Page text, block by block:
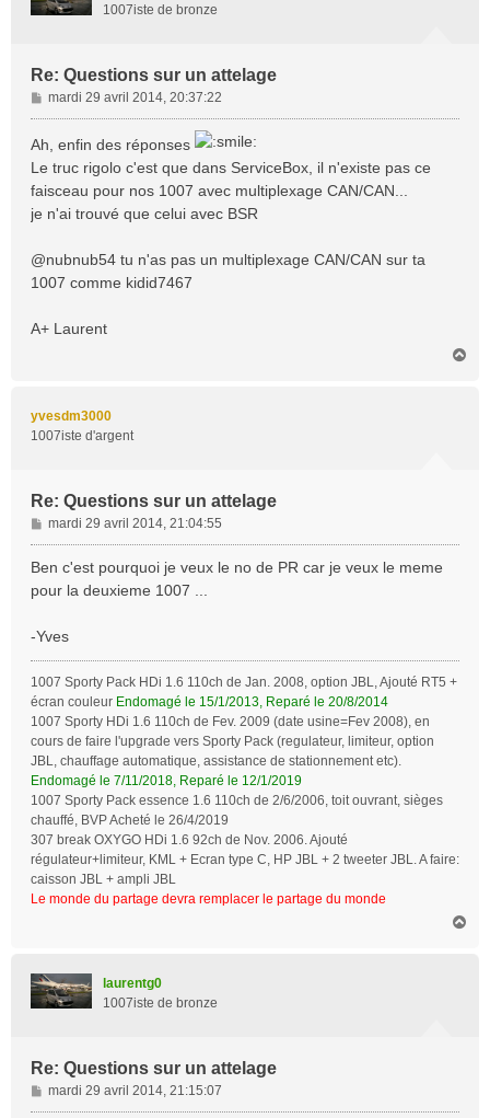
1007iste de bronze
Re: Questions sur un attelage
M
e
s
a
g
e
mardi 29 avril 2014, 20:37:22
Ah, enfin des réponses
Le truc rigolo c'est que dans ServiceBox, il n'existe pas ce
faisceau pour nos 1007 avec multiplexage CAN/CAN...
je n'ai trouvé que celui avec BSR
@nubnub54 tu n'as pas un multiplexage CAN/CAN sur ta
1007 comme kidid7467
A+ Laurent
yvesdm3000
1007iste d'argent
Re: Questions sur un attelage
M
e
s
e
mardi 29 avril 2014, 21:04:55
Ben c'est pourquoi je veux le no de PR car je veux le meme
pour la deuxieme 1007 ...
-Yves
1007 Sporty Pack HDi 1.6 110ch de Jan. 2008, option JBL, Ajouté RT5 +
écran couleur Endomagé le 15/1/2013, Reparé le 20/8/2014
1007 Sporty HDi 1.6 110ch de Fev. 2009 (date usine=Fev 2008), en
cours de faire l'upgrade vers Sporty Pack (regulateur, limiteur, option
JBL, chauffage automatique, assistance de stationnement etc).
Endomagé le 7/11/2018, Reparé le 12/1/2019
1007 Sporty Pack essence 1.6 110ch de 2/6/2006, toit ouvrant, sièges
chauffé, BVP Acheté le 26/4/2019
307 break OXYGO HDi 1.6 92ch de Nov. 2006. Ajouté
régulateur+limiteur, KML + Ecran type C, HP JBL + 2 tweeter JBL. A faire:
caisson JBL + ampli JBL
Le monde du partage devra remplacer le partage du monde
laurentg0
1007iste de bronze
Re: Questions sur un attelage
M
e
mardi 29 avril 2014, 21:15:07